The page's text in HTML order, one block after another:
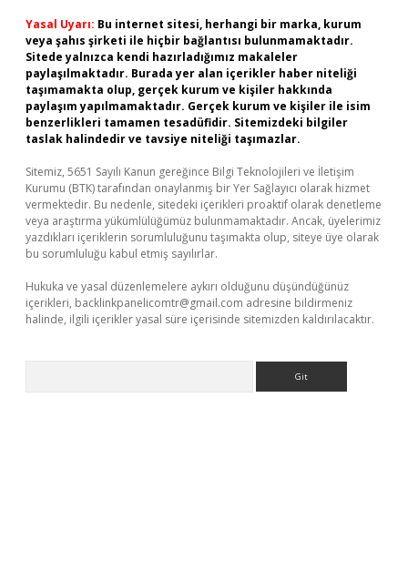
Yasal Uyarı: Bu internet sitesi, herhangi bir marka, kurum
veya şahıs şirketi ile hiçbir bağlantısı bulunmamaktadır.
Sitede yalnızca kendi hazırladığımız makaleler
paylaşılmaktadır. Burada yer alan içerikler haber niteliği
taşımamakta olup, gerçek kurum ve kişiler hakkında
paylaşım yapılmamaktadır. Gerçek kurum ve kişiler ile isim
benzerlikleri tamamen tesadüfidir. Sitemizdeki bilgiler
taslak halindedir ve tavsiye niteliği taşımazlar.
Sitemiz, 5651 Sayılı Kanun gereğince Bilgi Teknolojileri ve İletişim
Kurumu (BTK) tarafından onaylanmış bir Yer Sağlayıcı olarak hizmet
vermektedir. Bu nedenle, sitedeki içerikleri proaktif olarak denetleme
veya araştırma yükümlülüğümüz bulunmamaktadır. Ancak, üyelerimiz
yazdıkları içeriklerin sorumluluğunu taşımakta olup, siteye üye olarak
bu sorumluluğu kabul etmiş sayılırlar.
Hukuka ve yasal düzenlemelere aykırı olduğunu düşündüğünüz
içerikleri, backlinkpanelicomtr@gmail.com adresine bildirmeniz
halinde, ilgili içerikler yasal süre içerisinde sitemizden kaldırılacaktır.